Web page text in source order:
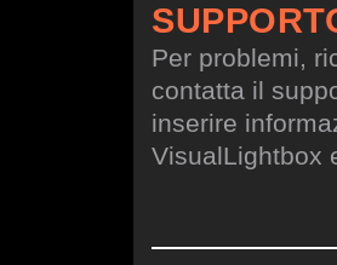
Per problemi,
contatta il
inserire
VisualLightbox